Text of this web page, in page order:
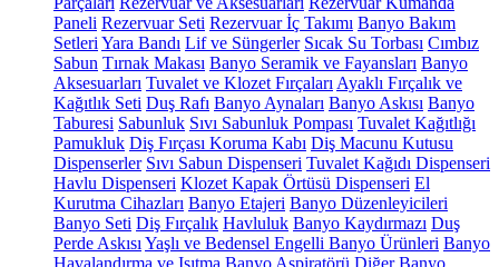
Paneli Rezervuar Seti Rezervuar İç Takımı Banyo Bakım
Setleri Yara Bandı Lif ve Süngerler Sıcak Su Torbası Cımbız
Sabun Tırnak Makası Banyo Seramik ve Fayansları Banyo
Aksesuarları Tuvalet ve Klozet Fırçaları Ayaklı Fırçalık ve
Kağıtlık Seti Duş Rafı Banyo Aynaları Banyo Askısı Banyo
Taburesi Sabunluk Sıvı Sabunluk Pompası Tuvalet Kağıtlığı
Pamukluk Diş Fırçası Koruma Kabı Diş Macunu Kutusu
Dispenserler Sıvı Sabun Dispenseri Tuvalet Kağıdı Dispenseri
Havlu Dispenseri Klozet Kapak Örtüsü Dispenseri El
Kurutma Cihazları Banyo Etajeri Banyo Düzenleyicileri
Banyo Seti Diş Fırçalık Havluluk Banyo Kaydırmazı Duş
Perde Askısı Yaşlı ve Bedensel Engelli Banyo Ürünleri Banyo
Havalandırma ve Isıtma Banyo Aspiratörü Diğer Banyo